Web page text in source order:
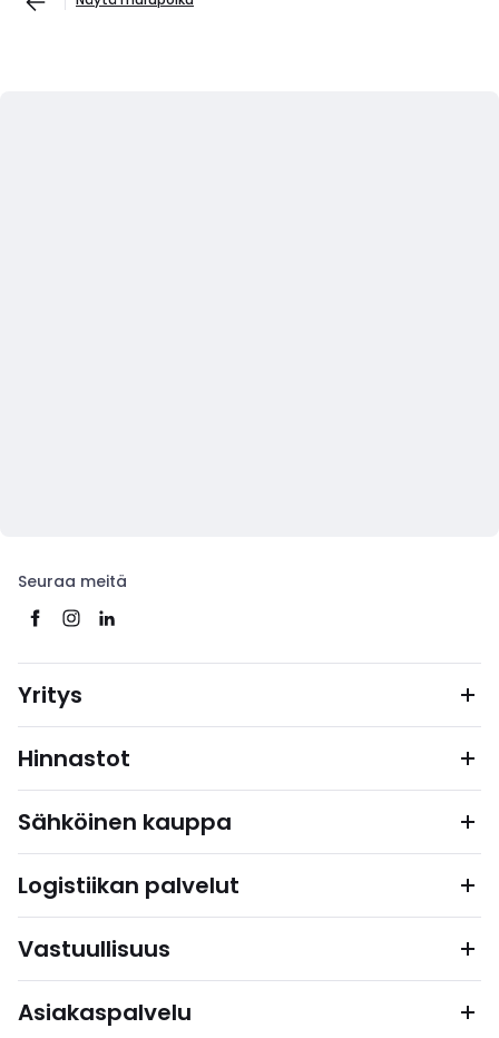
Seuraa meitä
Yritys
Hinnastot
Sähköinen kauppa
Logistiikan palvelut
Vastuullisuus
Asiakaspalvelu